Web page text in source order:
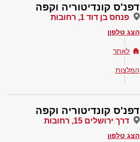
דפנ'ס קונדיטוריה וקפה
פנחס בן דוד 1, רחובות
הצג טלפון
לאתר
המלצות
דפנ'ס קונדיטוריה וקפה
דרך ירושלים 15, רחובות
הצג טלפון